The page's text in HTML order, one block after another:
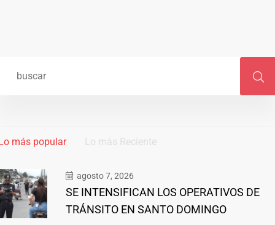
más popular Lo más Reciente
agosto 7, 2026
SE INTENSIFICAN LOS OPERATIVOS DE
TRÁNSITO EN SANTO DOMINGO